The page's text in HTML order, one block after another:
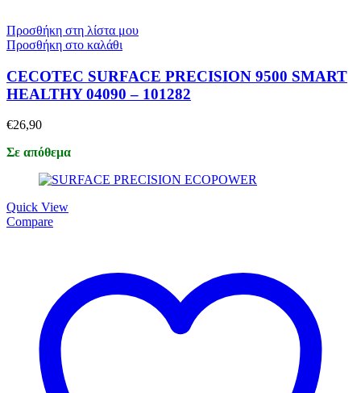
Προσθήκη στη λίστα μου
Προσθήκη στο καλάθι
CECOTEC SURFACE PRECISION 9500 SMART
HEALTHY 04090 – 101282
€26,90
Σε απόθεμα
Quick View
Compare